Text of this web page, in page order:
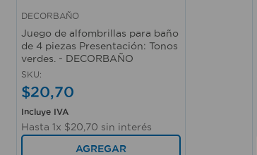
DECORBAÑO
Juego de alfombrillas para baño
de 4 piezas Presentación: Tonos
verdes. - DECORBAÑO
SKU:
$20,70
Incluye IVA
Hasta 1x $20,70 sin interés
AGREGAR